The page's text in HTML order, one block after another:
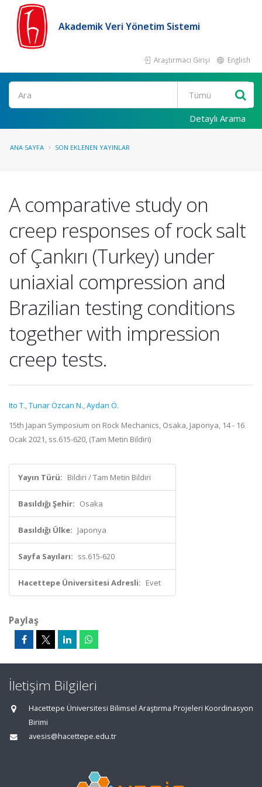
Akademik Veri Yönetim Sistemi
Araştırmacı Girişi English
Ara
Detaylı Arama
ANA SAYFA SON EKLENEN YAYINLAR
A comparative study on
creep responses of rock salt
of Çankırı (Turkey) under
uniaxial compression and
Brazilian testing conditions
together with impression
creep tests.
Ito T.,Tunar Özcan N.,Aydan Ö.
15th Japan Symposium on Rock Mechanics, Osaka, Japonya, 14 - 16
Ocak 2021, ss.615-620, (Tam Metin Bildiri)
Yayın Türü: Bildiri / Tam Metin Bildiri
Basıldığı Şehir: Osaka
Basıldığı Ülke: Japonya
Sayfa Sayıları: ss.615-620
Hacettepe Üniversitesi Adresli: Evet
Paylaş
İletişim Bilgileri
Hacettepe Üniversitesi Bilimsel Araştırma Projeleri Koordinasyon
Birimi
avesis@hacettepe.edu.tr